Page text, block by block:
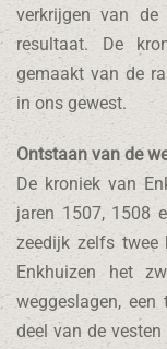
verkrijgen van
resultaat. De
gemaakt van de
in ons gewest.
Ontstaan van de
De kroniek van
jaren 1507, 1508
zeedijk zelfs twee
Enkhuizen het
weggeslagen,
deel van de